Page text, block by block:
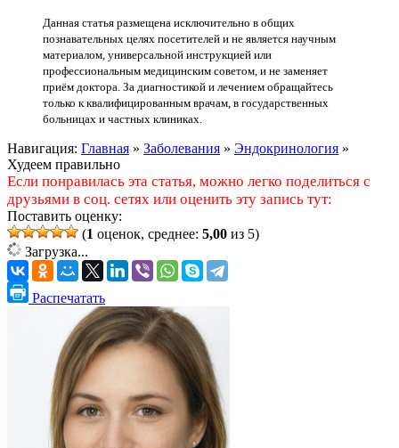
Данная статья размещена исключительно в общих
познавательных целях посетителей и не является научным
материалом, универсальной инструкцией или
профессиональным медицинским советом, и не заменяет
приём доктора. За диагностикой и лечением обращайтесь
только к квалифицированным врачам, в государственных
больницах и частных клиниках.
Навигация: Главная » Заболевания » Эндокринология »
Худеем правильно
Если понравилась эта статья, можно легко поделиться с
друзьями в соц. сетях или оценить эту запись тут:
Поставить оценку:
(1 оценок, среднее: 5,00 из 5)
Загрузка...
Распечатать